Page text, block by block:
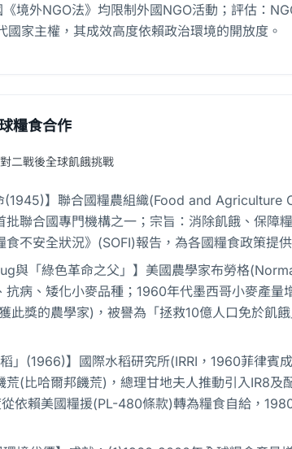
境外NGO法》均限制外國NGO活動；評估：
國家主權，其成效高度依賴政治環境的開放度。
糧食合作
二戰後全球飢餓挑戰
(1945)】聯合國糧農組織(Food and
批聯合國專門機構之一；宗旨：消除飢餓、保障
食不安全狀況》(SOFI)報告，為各國糧食政策提
與「綠色革命之父」】美國農學家布勞格
抗病、矮化小麥品種；1960年代墨西哥小麥產
此獎的農學家)，被譽為「拯救10億人口免於飢
稻」(1966)】國際水稻研究所(IRRI，1960菲律
荒(比哈爾邦饑荒)，總理甘地夫人推動引入IR8
依賴美國糧援(PL-480條款)轉為糧食自給，